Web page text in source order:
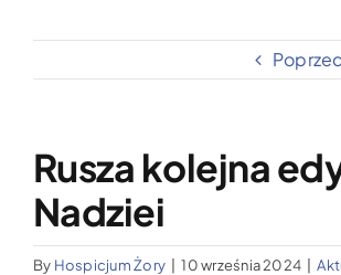
Wypożyczalnia sprzętu medycznego
Aktualności
Rusza kolejna
Nadziei
By Hospicjum Żory 10 września 2024